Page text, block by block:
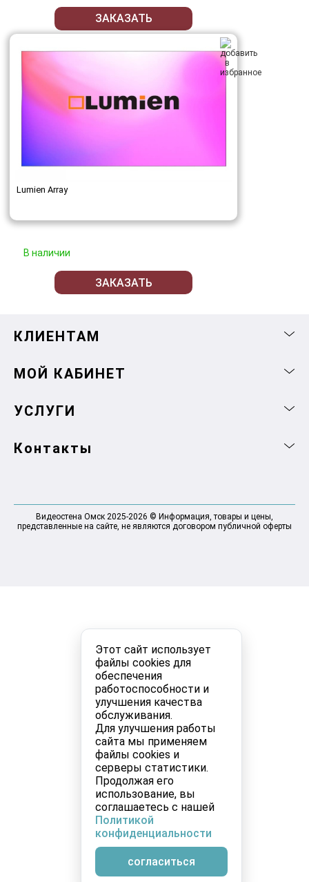
Этот сайт использует
файлы cookies для
обеспечения
работоспособности и
улучшения качества
обслуживания.
Для улучшения работы
сайта мы применяем
файлы cookies и
серверы статистики.
Продолжая его
использование, вы
соглашаетесь с нашей
Политикой
конфиденциальности
согласиться
ЗАКАЗАТЬ
Lumien Array
В наличии
ЗАКАЗАТЬ
КЛИЕНТАМ
МОЙ КАБИНЕТ
УСЛУГИ
Контакты
Видеостена Омск 2025-2026 © Информация, товары и цены,
представленные на сайте, не являются договором публичной оферты